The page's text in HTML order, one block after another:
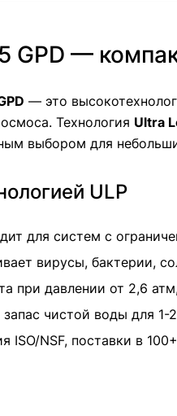
GPD —
— это
Технология Ultra
выбором для
ULP
для систем с
вирусы, бактерии,
при давлении от 2,6
чистой воды для 1-
ISO/NSF, поставки в